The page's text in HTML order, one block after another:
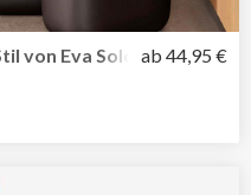
von Eva Solo ab 44,95 €